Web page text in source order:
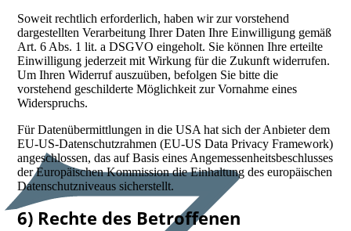
Soweit rechtlich erforderlich, haben wir zur vorstehend
dargestellten Verarbeitung Ihrer Daten Ihre Einwilligung gemäß
Art. 6 Abs. 1 lit. a DSGVO eingeholt. Sie können Ihre erteilte
Einwilligung jederzeit mit Wirkung für die Zukunft widerrufen.
Um Ihren Widerruf auszuüben, befolgen Sie bitte die
vorstehend geschilderte Möglichkeit zur Vornahme eines
Widerspruchs.
Für Datenübermittlungen in die USA hat sich der Anbieter dem
EU-US-Datenschutzrahmen (EU-US Data Privacy Framework)
angeschlossen, das auf Basis eines Angemessenheitsbeschlusses
der Europäischen Kommission die Einhaltung des europäischen
Datenschutzniveaus sicherstellt.
6) Rechte des Betroffenen